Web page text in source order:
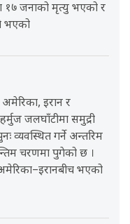
१७ जनाको मृत्यु भएको र
भएको
इरान र
जलघाँटीमा समुद्री
व्यवस्थित गर्ने अन्तरिम
चरणमा पुगेको छ ।
भएको